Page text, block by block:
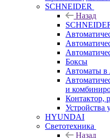
SCHNEIDER
Назад
Боксы
Автоматы в
и
Контактор,
Устройства
HYUNDAI
Светотехника
Назад